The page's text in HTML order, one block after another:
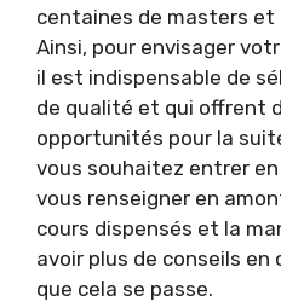
centaines de masters et
Ainsi, pour envisager
il est indispensable de
de qualité et qui offrent
opportunités pour la
vous souhaitez entrer
vous renseigner en
cours dispensés et la
avoir plus de conseils en
que cela se passe.